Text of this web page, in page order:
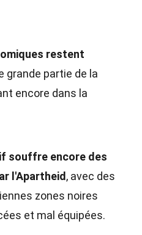
restent
grande partie de la
encore dans la
souffre encore des
l'Apartheid , avec des
zones noires
et mal équipées.